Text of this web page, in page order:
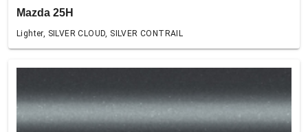
Mazda 25H
Lighter, SILVER CLOUD, SILVER CONTRAIL